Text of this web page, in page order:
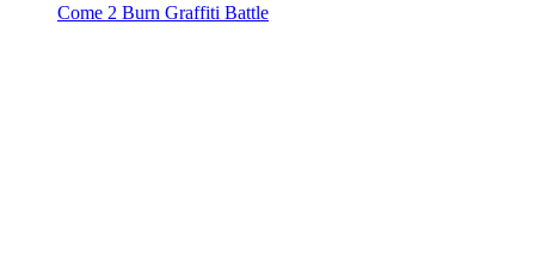
Come 2 Burn Graffiti Battle